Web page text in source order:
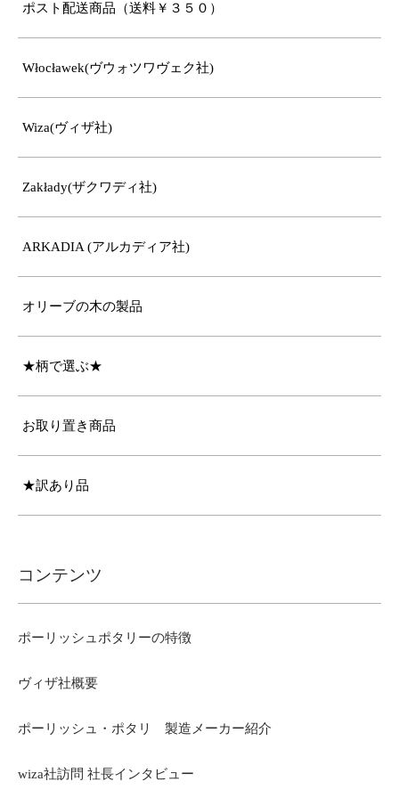
ポスト配送商品（送料￥３５０）
Włocławek(ヴウォツワヴェク社)
Wiza(ヴィザ社)
Zakłady(ザクワディ社)
ARKADIA (アルカディア社)
オリーブの木の製品
★柄で選ぶ★
お取り置き商品
★訳あり品
コンテンツ
ポーリッシュポタリーの特徴
ヴィザ社概要
ポーリッシュ・ポタリ 製造メーカー紹介
wiza社訪問 社長インタビュー